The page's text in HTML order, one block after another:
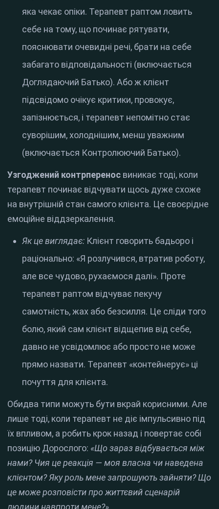
яка чекає опіки. Терапевт раптом ловить
себе на тому, що починає рятувати,
пояснювати очевидні речі, брати на себе
забагато відповідальності (включається
Доглядаючий Батько). Або ж клієнт
підсвідомо очікує критики, провокує,
запізнюється, і терапевт непомітно стає
суворішим, холоднішим, менш уважним
(включається Контролюючий Батько).
Узгоджений контрперенос виникає тоді, коли
терапевт починає відчувати щось дуже схоже
на внутрішній стан самого клієнта. Це своєрідне
емоційне віддзеркалення.
Як це виглядає: Клієнт говорить бадьоро і
раціонально: «Я розлучився, втратив роботу,
але все чудово, рухаємося далі». Проте
терапевт раптом відчуває пекучу
самотність, жах або безсилля. Це сліди того
болю, який сам клієнт відщепив від себе,
давно не усвідомлює або просто не може
прямо назвати. Терапевт «контейнерує» ці
почуття для клієнта.
Обидва типи можуть бути вкрай корисними. Але
лише тоді, коли терапевт не діє імпульсивно під
їх впливом, а робить крок назад і повертає собі
позицію Дорослого: «Що зараз відбувається між
нами? Чия це реакція — моя власна чи наведена
клієнтом? Яку роль мене запрошують зайняти? Що
це може розповісти про життєвий сценарій
людини навпроти мене?»